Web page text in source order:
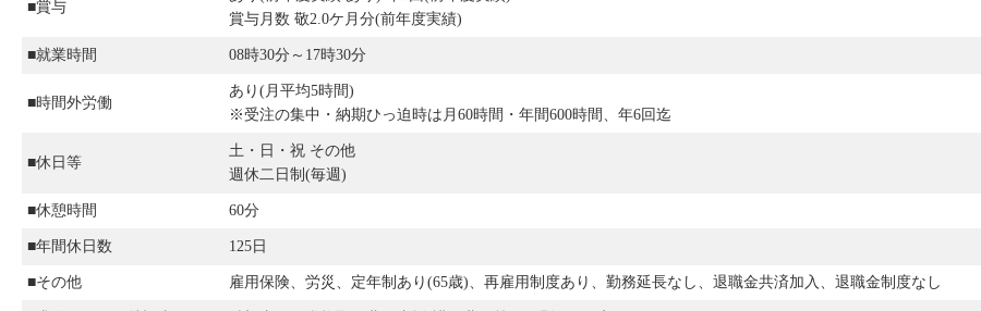
■賞与
賞与月数 敬2.0ケ月分(前年度実績)
■就業時間 08時30分～17時30分
■時間外労働
あり(月平均5時間)
※受注の集中・納期ひっ迫時は月60時間・年間600時間、年6回迄
■休日等
土・日・祝 その他
週休二日制(毎週)
■休憩時間 60分
■年間休日数 125日
■その他 雇用保険、労災、定年制あり(65歳)、再雇用制度あり、勤務延長なし、退職金共済加入、退職金制度なし